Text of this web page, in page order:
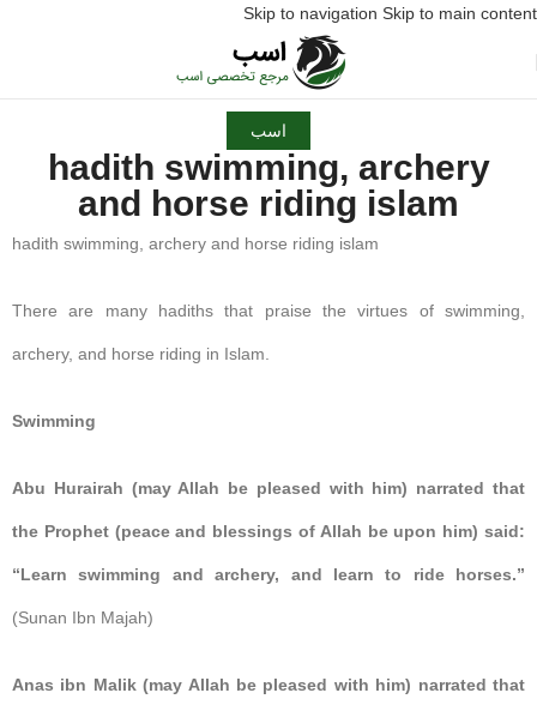
Skip to navigation Skip to main content
اسب
hadith swimming, archery
and horse riding islam
hadith swimming, archery and horse riding islam
There are many hadiths that praise the virtues of swimming,
archery, and horse riding in Islam.
Swimming
Abu Hurairah (may Allah be pleased with him) narrated that
the Prophet (peace and blessings of Allah be upon him) said:
“Learn swimming and archery, and learn to ride horses.”
(Sunan Ibn Majah)
Anas ibn Malik (may Allah be pleased with him) narrated that